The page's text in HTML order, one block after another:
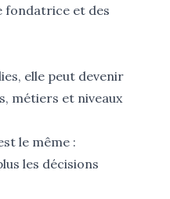
fondatrice et des
elle peut devenir
métiers et niveaux
le même :
les décisions